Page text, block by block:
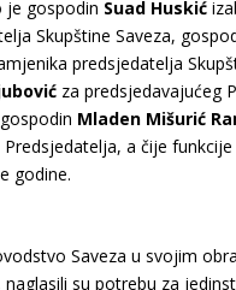
je gospodin Suad Huskić
Skupštine Saveza,
predsjedatelja
za predsjedavajućeg
Mladen Mišurić
Predsjedatelja, a čije
godine.
Saveza u svojim
naglasili su potrebu za